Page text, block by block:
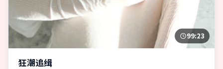
99:23
狂潮追缉